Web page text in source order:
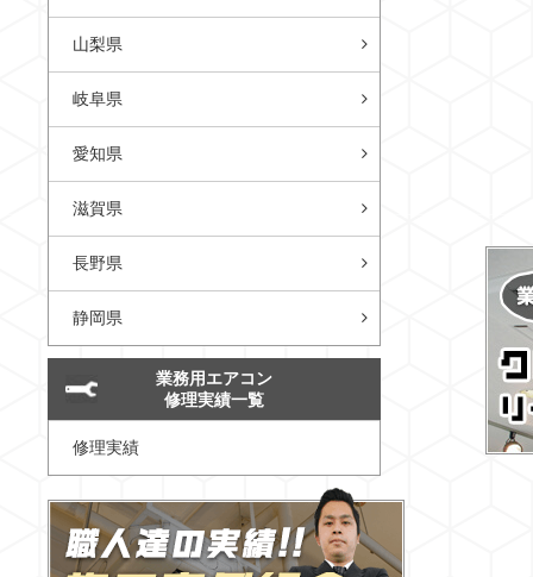
山梨県
岐阜県
愛知県
滋賀県
長野県
静岡県
業務用エアコン
修理実績一覧
修理実績